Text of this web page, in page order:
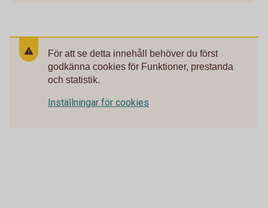
För att se detta innehåll behöver du först
godkänna cookies för Funktioner, prestanda
och statistik.
Inställningar för cookies